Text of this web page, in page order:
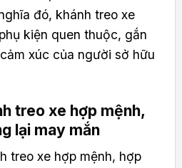
đó, khánh treo xe
kiện quen thuộc, gắn
xúc của người sở hữu
treo xe hợp mệnh,
lại may mắn
treo xe hợp mệnh, hợp